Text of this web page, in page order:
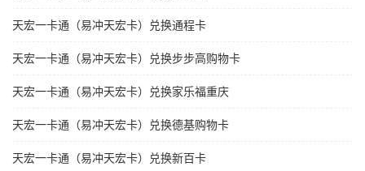
天宏一卡通（易冲天宏卡）兑换通程卡
天宏一卡通（易冲天宏卡）兑换步步高购物卡
天宏一卡通（易冲天宏卡）兑换家乐福重庆
天宏一卡通（易冲天宏卡）兑换德基购物卡
天宏一卡通（易冲天宏卡）兑换新百卡